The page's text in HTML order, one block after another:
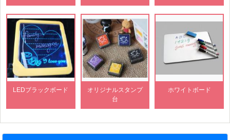
LEDブラックボード
オリジナルスタンプ
台
ホワイトボード